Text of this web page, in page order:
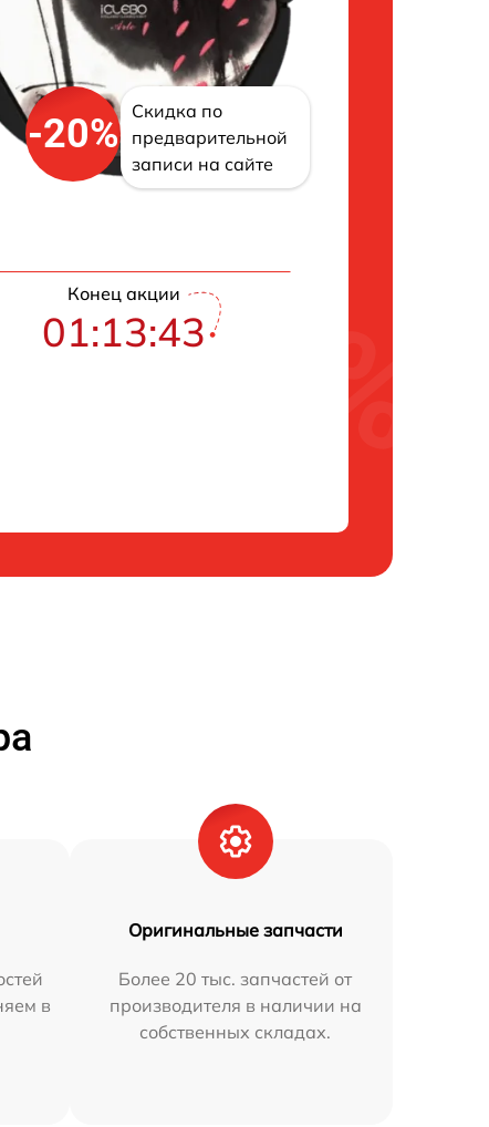
-20%
Скидка по
предварительной
записи на сайте
Конец акции
01:13:42
в
Оригинальные запчасти
Более 20 тыс. запчастей от
производителя в наличии на
собственных складах.